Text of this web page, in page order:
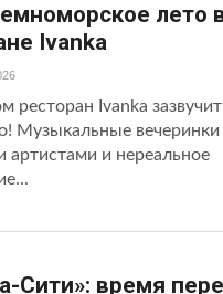
лето
Ivanka
ресторан Ivanka
Музыкальные вечеринки
артистами и нереальное
Сити»: время